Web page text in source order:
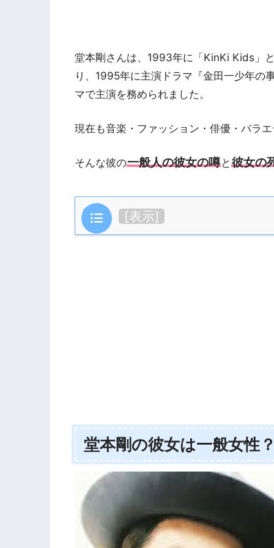
堂本剛さんは、1993年に「KinKi Kids」
り、1995年に主演ドラマ『金田一少年の
マで主演を務められました。
現在も音楽・ファッション・俳優・バラ
そんな彼の一般人の彼女の噂と彼女の
目次 [表示]
堂本剛の彼女は一般女性